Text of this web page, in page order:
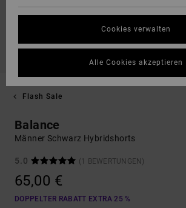
Flash Sale
Balance
Männer Schwarz Hybridshorts
5.0 (1 BEWERTUNGEN)
65,00 €
DOPPELTER RABATT EXTRA 25 %
Cookies verwalten
Alle Cookies akzeptieren